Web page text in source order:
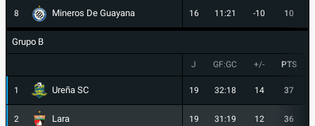
8 Mineros De Guayana 16 11:21 -10 10
Grupo B
J GF:GC +/- PTS
1 Ureña SC 19 32:18 14 37
2 Lara 19 31:19 12 36